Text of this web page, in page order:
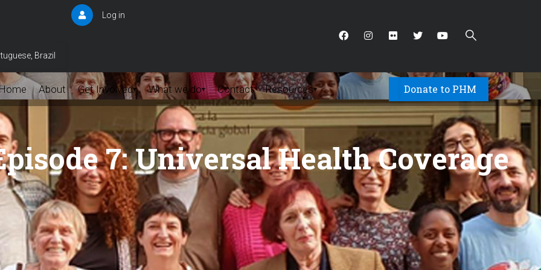
Brazil
User
Log in
About Get Involved▾ What we do▾ Contact Resources▾ Donate to PHM
7: Universal Health Coverage